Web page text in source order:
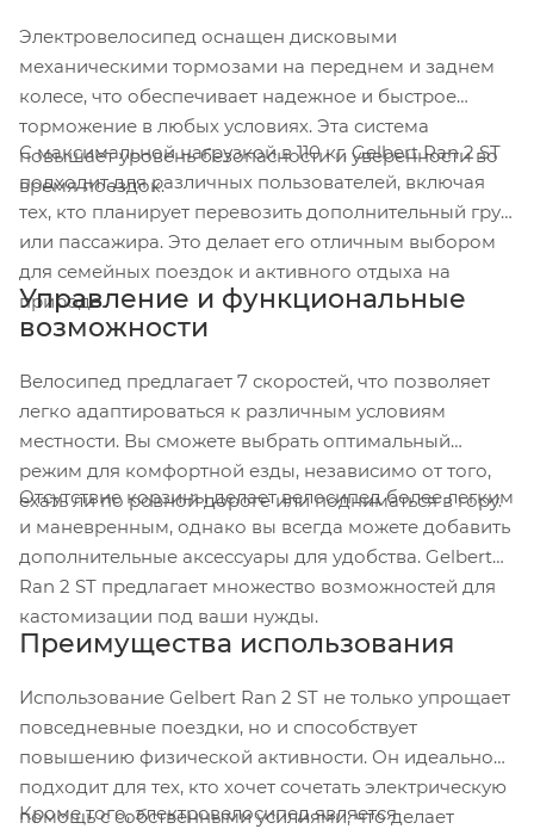
Электровелосипед оснащен дисковыми
механическими тормозами на переднем и заднем
колесе, что обеспечивает надежное и быстрое
торможение в любых условиях. Эта система
повышает уровень безопасности и уверенности во
время поездок.
С максимальной нагрузкой в 110 кг, Gelbert Ran 2 ST
подходит для различных пользователей, включая
тех, кто планирует перевозить дополнительный груз
или пассажира. Это делает его отличным выбором
для семейных поездок и активного отдыха на
природе.
Управление и функциональные
возможности
Велосипед предлагает 7 скоростей, что позволяет
легко адаптироваться к различным условиям
местности. Вы сможете выбрать оптимальный
режим для комфортной езды, независимо от того,
ехать ли по ровной дороге или подниматься в гору.
Отсутствие корзины делает велосипед более легким
и маневренным, однако вы всегда можете добавить
дополнительные аксессуары для удобства. Gelbert
Ran 2 ST предлагает множество возможностей для
кастомизации под ваши нужды.
Преимущества использования
Использование Gelbert Ran 2 ST не только упрощает
повседневные поездки, но и способствует
повышению физической активности. Он идеально
подходит для тех, кто хочет сочетать электрическую
помощь с собственными усилиями, что делает
Кроме того, электровелосипед является